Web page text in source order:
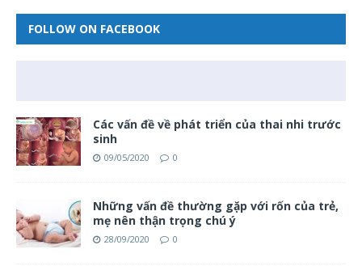
FOLLOW ON FACEBOOK
Các vấn đề về phát triển của thai nhi trước
sinh
09/05/2020 0
Những vấn đề thường gặp với rốn của trẻ,
mẹ nên thận trọng chú ý
28/09/2020 0